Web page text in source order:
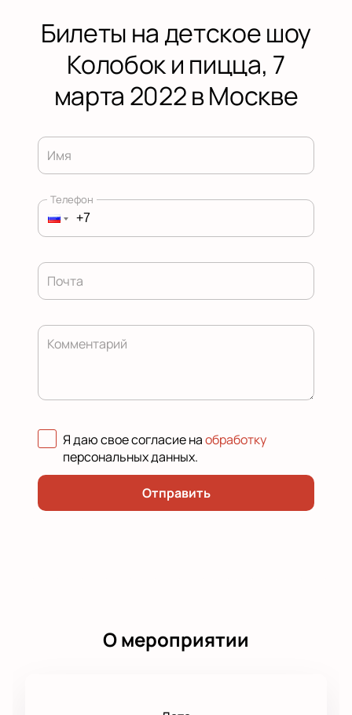
Билеты на детское шоу
Колобок и пицца, 7
марта 2022 в Москве
Имя
Телефон
Почта
Комментарий
Я даю свое согласие наобработку
персональных данных.
Отправить
О мероприятии